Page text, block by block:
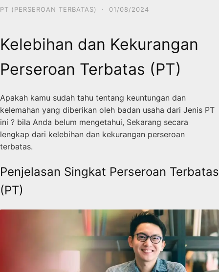
PT (PERSEROAN TERBATAS) · 01/08/2024
Kelebihan dan Kekurangan
Perseroan Terbatas (PT)
Apakah kamu sudah tahu tentang keuntungan dan
kelemahan yang diberikan oleh badan usaha dari Jenis PT
ini ? bila Anda belum mengetahui, Sekarang secara
lengkap dari kelebihan dan kekurangan perseroan
terbatas.
Penjelasan Singkat Perseroan Terbatas
(PT)